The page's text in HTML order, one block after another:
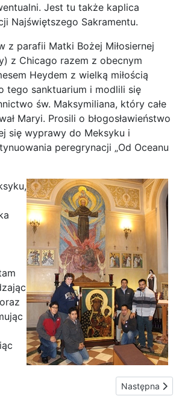
Jest tu także kaplica
Najświętszego Sakramentu.
z parafii Matki Bożej Miłosiernej
z Chicago razem z obecnym
Heydem z wielką miłością
tego sanktuarium i modlili się
św. Maksymiliana, który całe
Maryi. Prosili o błogosławieństwo
się wyprawy do Meksyku i
peregrynacji „Od Oceanu
centrum Afroamerykańskim u św. Aniołów
Następna
Następna